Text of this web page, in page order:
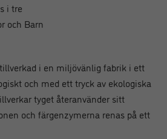
i tre
och Barn
i en miljövänlig fabrik i ett
och med ett tryck av ekologiska
tyget återanvänder sitt
och färgenzymerna renas på ett